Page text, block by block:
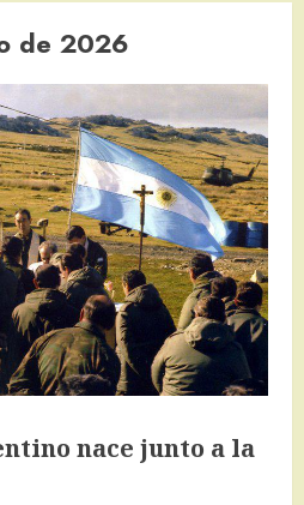
de 2026
nace junto a la